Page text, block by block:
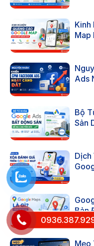
Kinh
Map
Ads
Bộ
Sản
Dịch
Bản
Mẹo